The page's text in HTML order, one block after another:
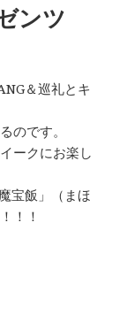
ンツ
＆巡礼とキ
のです。
ークにお楽し
宝飯」（まほ
！！